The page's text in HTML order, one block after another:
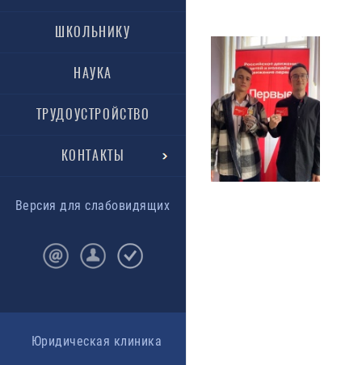
ШКОЛЬНИКУ
НАУКА
ТРУДОУСТРОЙСТВО
КОНТАКТЫ
Версия для слабовидящих
Юридическая клиника